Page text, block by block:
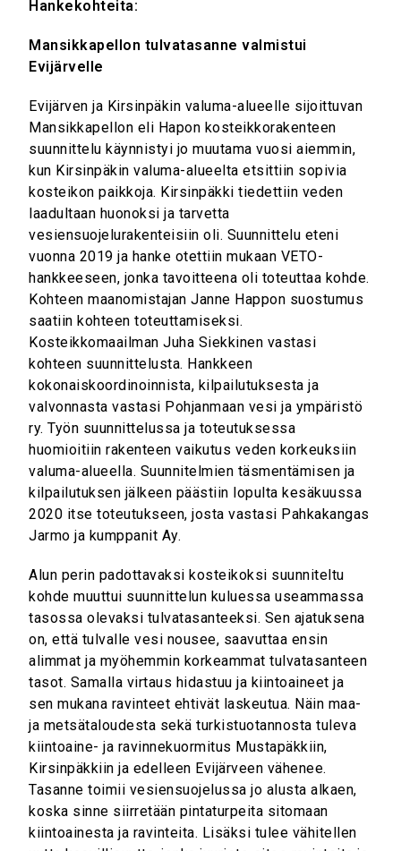
Hankekohteita:
Mansikkapellon tulvatasanne valmistui
Evijärvelle
Evijärven ja Kirsinpäkin valuma-alueelle sijoittuvan
Mansikkapellon eli Hapon kosteikkorakenteen
suunnittelu käynnistyi jo muutama vuosi aiemmin,
kun Kirsinpäkin valuma-alueelta etsittiin sopivia
kosteikon paikkoja. Kirsinpäkki tiedettiin veden
laadultaan huonoksi ja tarvetta
vesiensuojelurakenteisiin oli. Suunnittelu eteni
vuonna 2019 ja hanke otettiin mukaan VETO-
hankkeeseen, jonka tavoitteena oli toteuttaa kohde.
Kohteen maanomistajan Janne Happon suostumus
saatiin kohteen toteuttamiseksi.
Kosteikkomaailman Juha Siekkinen vastasi
kohteen suunnittelusta. Hankkeen
kokonaiskoordinoinnista, kilpailutuksesta ja
valvonnasta vastasi Pohjanmaan vesi ja ympäristö
ry. Työn suunnittelussa ja toteutuksessa
huomioitiin rakenteen vaikutus veden korkeuksiin
valuma-alueella. Suunnitelmien täsmentämisen ja
kilpailutuksen jälkeen päästiin lopulta kesäkuussa
2020 itse toteutukseen, josta vastasi Pahkakangas
Jarmo ja kumppanit Ay.
Alun perin padottavaksi kosteikoksi suunniteltu
kohde muuttui suunnittelun kuluessa useammassa
tasossa olevaksi tulvatasanteeksi. Sen ajatuksena
on, että tulvalle vesi nousee, saavuttaa ensin
alimmat ja myöhemmin korkeammat tulvatasanteen
tasot. Samalla virtaus hidastuu ja kiintoaineet ja
sen mukana ravinteet ehtivät laskeutua. Näin maa-
ja metsätaloudesta sekä turkistuotannosta tuleva
kiintoaine- ja ravinnekuormitus Mustapäkkiin,
Kirsinpäkkiin ja edelleen Evijärveen vähenee.
Tasanne toimii vesiensuojelussa jo alusta alkaen,
koska sinne siirretään pintaturpeita sitomaan
kiintoainesta ja ravinteita. Lisäksi tulee vähitellen